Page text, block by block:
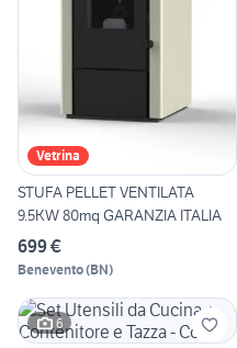
Vetrina
STUFA PELLET VENTILATA
9.5KW 80mq GARANZIA ITALIA
699 €
Benevento(BN)
6